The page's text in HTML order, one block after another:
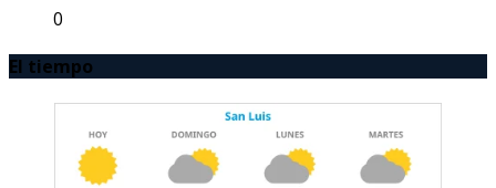
0
El tiempo